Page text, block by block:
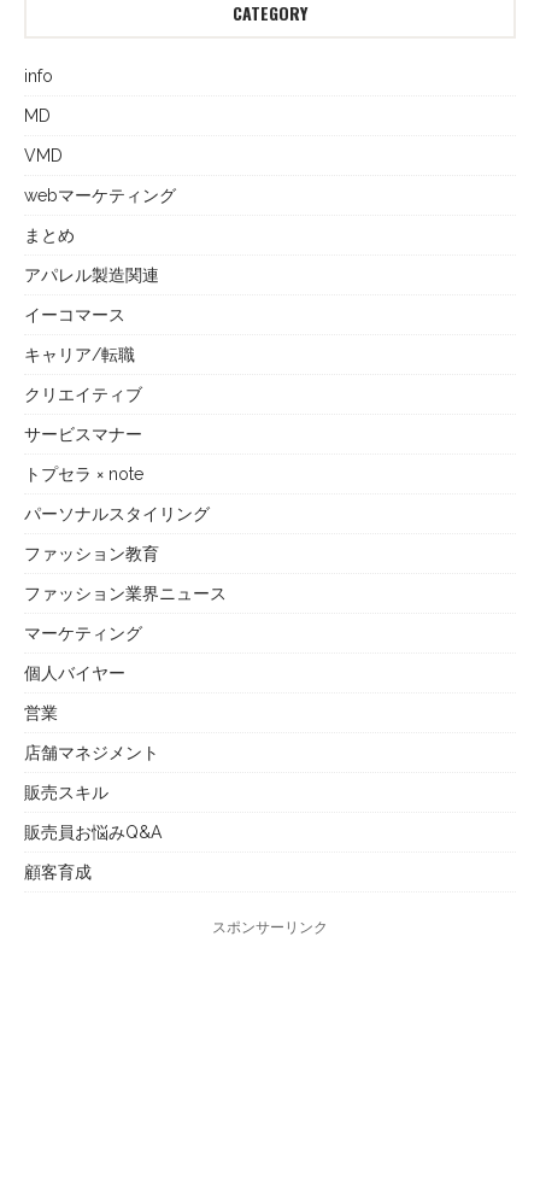
CATEGORY
info
MD
VMD
webマーケティング
まとめ
アパレル製造関連
イーコマース
キャリア/転職
クリエイティブ
サービスマナー
トプセラ × note
パーソナルスタイリング
ファッション教育
ファッション業界ニュース
マーケティング
個人バイヤー
営業
店舗マネジメント
販売スキル
販売員お悩みQ&A
顧客育成
スポンサーリンク